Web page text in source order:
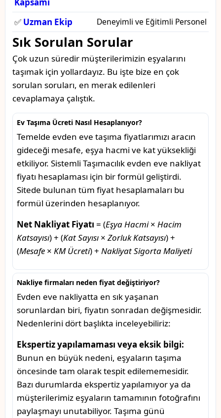
Kapsamı
✅ Uzman Ekip Deneyimli ve Eğitimli Personel
Sık Sorulan Sorular
Çok uzun süredir müşterilerimizin eşyalarını
taşımak için yollardayız. Bu işte bize en çok
sorulan soruları, en merak edilenleri
cevaplamaya çalıştık.
Ev Taşıma Ücreti Nasıl Hesaplanıyor?
Temelde evden eve taşıma fiyatlarımızı aracın
gideceği mesafe, eşya hacmi ve kat yüksekliği
etkiliyor. Sistemli Taşımacılık evden eve nakliyat
fiyatı hesaplaması için bir formül geliştirdi.
Sitede bulunan tüm fiyat hesaplamaları bu
formül üzerinden hesaplanıyor.
Net Nakliyat Fiyatı = (Eşya Hacmi× Hacim
Katsayısı) + (Kat Sayısı × Zorluk Katsayısı) +
(Mesafe × KM Ücreti) + Nakliyat Sigorta Maliyeti
Nakliye firmaları neden fiyat değiştiriyor?
Evden eve nakliyatta en sık yaşanan
sorunlardan biri, fiyatın sonradan değişmesidir.
Nedenlerini dört başlıkta inceleyebiliriz:
Ekspertiz yapılamaması veya eksik bilgi:
Bunun en büyük nedeni, eşyaların taşıma
öncesinde tam olarak tespit edilememesidir.
Bazı durumlarda ekspertiz yapılamıyor ya da
müşterilerimiz eşyaların tamamının fotoğrafını
paylaşmayı unutabiliyor. Taşıma günü